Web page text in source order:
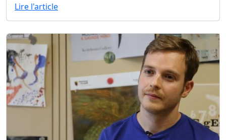
Lire l'article